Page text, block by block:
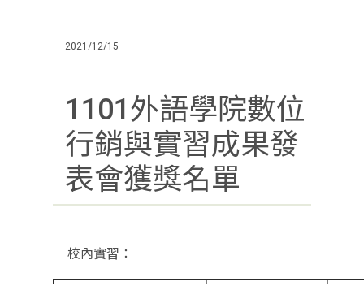
2021/12/15
1101外語學院數位
行銷與實習成果發
表會獲獎名單
校內實習：